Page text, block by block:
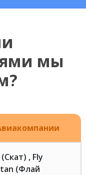
мы
, Fly
(Флай